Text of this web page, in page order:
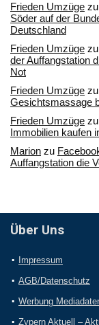
Frieden Umzüge zu
Söder auf der
Deutschland
Frieden Umzüge zu
der Auffangstation
Not
Frieden Umzüge zu
Gesichtsmassage
Frieden Umzüge zu
Immobilien kaufen
Marion zu
Auffangstation die
Über Uns
Impressum
AGB/Datenschutz
Werbung
Zypern Aktuell –